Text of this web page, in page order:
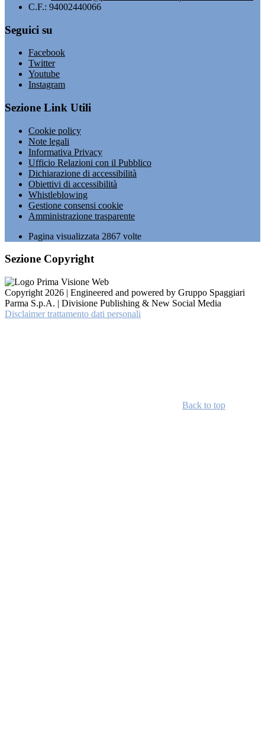
C.F.: 94002440066
Seguici su
Facebook
Twitter
Youtube
Instagram
Sezione Link Utili
Cookie policy
Note legali
Informativa Privacy
Ufficio Relazioni con il Pubblico
Dichiarazione di accessibilità
Obiettivi di accessibilità
Whistleblowing
Gestione consensi cookie
Amministrazione trasparente
Pagina visualizzata 2867 volte
Sezione Copyright
Copyright 2026 | Engineered and powered by Gruppo Spaggiari
Parma S.p.A. | Divisione Publishing & New Social Media
Disclaimer trattamento dati personali
Back to top